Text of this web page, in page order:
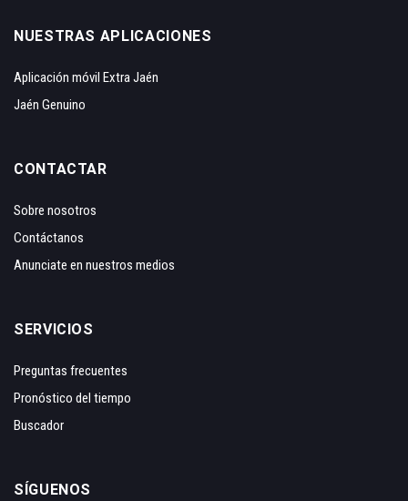
NUESTRAS APLICACIONES
Aplicación móvil Extra Jaén
Jaén Genuino
CONTACTAR
Sobre nosotros
Contáctanos
Anunciate en nuestros medios
SERVICIOS
Preguntas frecuentes
Pronóstico del tiempo
Buscador
SÍGUENOS